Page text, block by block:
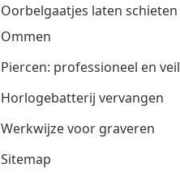
Oorbelgaatjes laten schieten
Ommen
Piercen: professioneel en
Horlogebatterij vervangen
Werkwijze voor graveren
Sitemap